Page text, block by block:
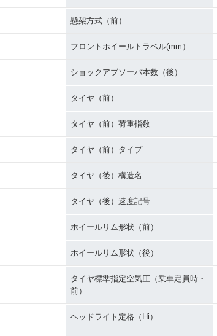
懸架方式（前）
フロントホイールトラベル(mm）
ショックアブソーバ本数（後）
タイヤ（前）
タイヤ（前）荷重指数
タイヤ（前）タイプ
タイヤ（後）構造名
タイヤ（後）速度記号
ホイールリム形状（前）
ホイールリム形状（後）
タイヤ標準指定空気圧（乗車定員時・
前）
ヘッドライト定格（Hi）